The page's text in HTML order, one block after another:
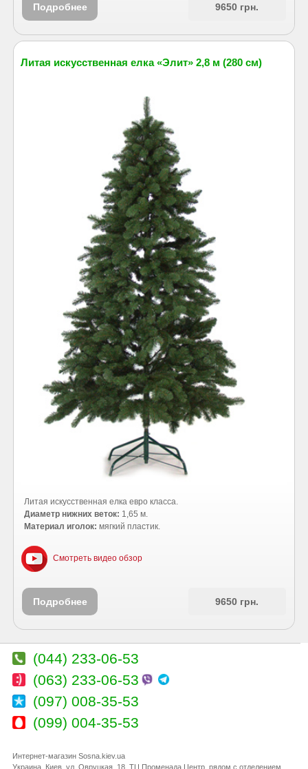
Подробнее 9650 грн.
Литая искусственная елка «Элит» 2,8 м (280 см)
Литая искусственная елка евро класса.
Диаметр нижних веток: 1,65 м.
Материал иголок: мягкий пластик.
Смотреть видео обзор
Подробнее 9650 грн.
(044) 233-06-53
(063) 233-06-53
(097) 008-35-53
(099) 004-35-53
Интернет-магазин Sosna.kiev.ua
Украина Киев ул. Овруцкая, 18 , ТЦ Променада Центр, рядом с отделением